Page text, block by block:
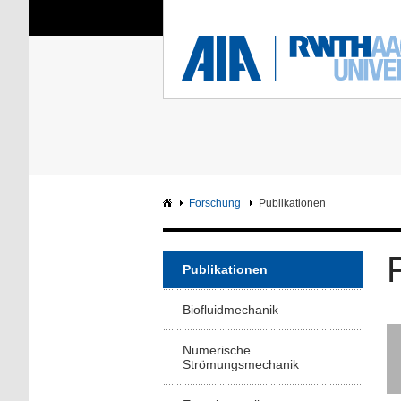
Sie sind hier: Aerodynamisches
RWTH
Forschung Publikationen
Publikationen
Biofluidmechanik
Numerische
Strömungsmechanik